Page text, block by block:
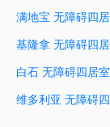
满地宝 无障碍四
基隆拿 无障碍四
白石 无障碍四居
维多利亚 无障碍